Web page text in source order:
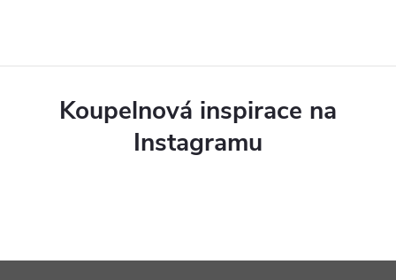
Koupelnová inspirace na
Instagramu